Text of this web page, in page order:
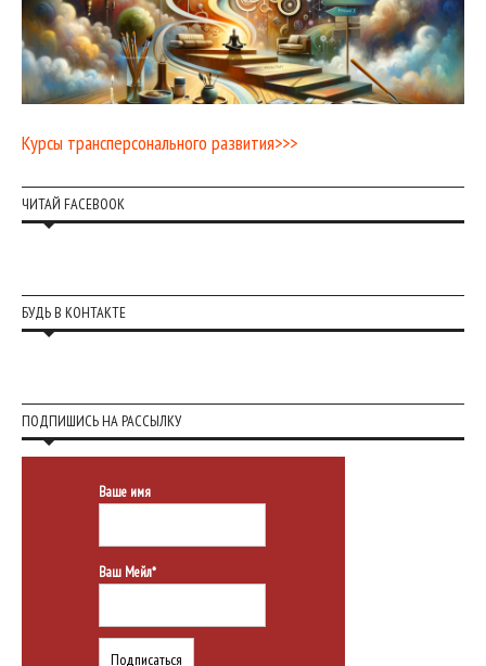
Курсы трансперсонального развития>>>
ЧИТАЙ FACEBOOK
БУДЬ В КОНТАКТЕ
ПОДПИШИСЬ НА РАССЫЛКУ
Ваше имя
Ваш Мейл*